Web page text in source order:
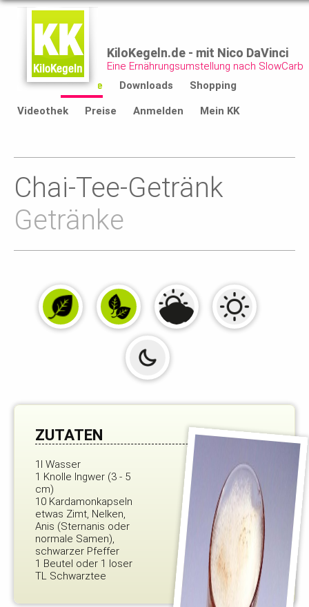
KiloKegeln.de - mit Nico DaVinci
Eine Ernährungsumstellung nach SlowCarb
Start
Rezepte Downloads Shopping
Videothek Preise Anmelden Mein KK
Chai-Tee-Getränk
Getränke
ZUTATEN
1l Wasser
1 Knolle Ingwer (3 - 5
cm)
10 Kardamonkapseln
etwas Zimt, Nelken,
Anis (Sternanis oder
normale Samen),
schwarzer Pfeffer
1 Beutel oder 1 loser
TL Schwarztee